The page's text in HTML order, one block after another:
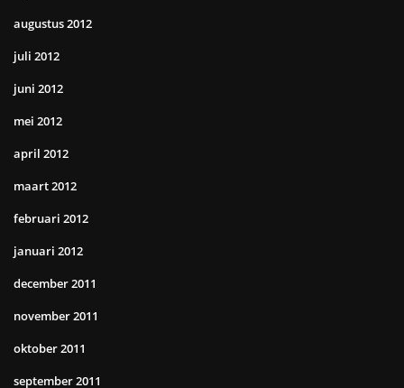
augustus 2012
juli 2012
juni 2012
mei 2012
april 2012
maart 2012
februari 2012
januari 2012
december 2011
november 2011
oktober 2011
september 2011